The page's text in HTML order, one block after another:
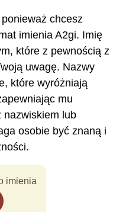
chcesz
imienia A2gi. Imię
które z pewnością z
uwagę. Nazwy
które wyróżniają
mu
nazwiskiem lub
osobie być znaną i
imienia